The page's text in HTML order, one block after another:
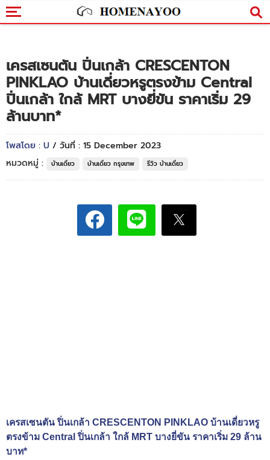
เครสเซนตัน ปิ่นเกล้า CRESCENTON
PINKLAO บ้านเดี่ยวหรูตรงข้าม Central
ปิ่นเกล้า ใกล้ MRT บางยี่ขัน ราคาเริ่ม 29
ล้านบาท*
โพสโดย : U / วันที่ : 15 December 2023
หมวดหมู่ :
บ้านเดี่ยว บ้านเดี่ยว กรุงเทพ รีวิว บ้านเดี่ยว
เครสเซนตัน ปิ่นเกล้า CRESCENTON PINKLAO บ้านเดี่ยวหรู
ตรงข้าม Central ปิ่นเกล้า ใกล้ MRT บางยี่ขัน ราคาเริ่ม 29 ล้าน
บาท*